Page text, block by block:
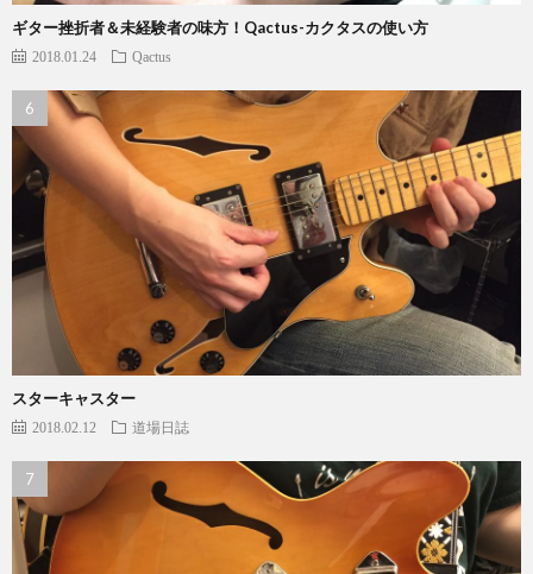
ギター挫折者＆未経験者の味方！Qactus-カクタスの使い方
2018.01.24 Qactus
スターキャスター
2018.02.12 道場日誌